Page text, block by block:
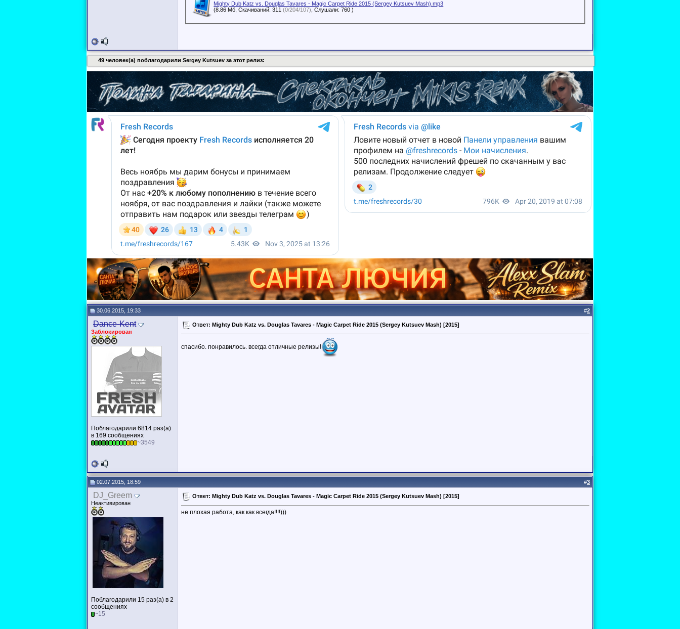
Mighty Dub Katz vs. Douglas Tavares - Magic Carpet Ride 2015 (Sergey Kutsuev Mash).mp3
(8.86 Мб, Скачиваний: 311(0/204/107) , Слушали: 760 )
49 человек(а) поблагодарили Sergey Kutsuev за этот релиз:
30.06.2015, 19:33 #2
Dance-Kent
Заблокирован
Поблагодарили 6814 раз(а)
в 169 сообщениях
~3549
Ответ: Mighty Dub Katz vs. Douglas Tavares - Magic Carpet Ride 2015 (Sergey Kutsuev Mash) [2015]
спасибо. понравилось. всегда отличные релизы!
02.07.2015, 18:59 #3
DJ_Greem
Неактивирован
Поблагодарили 15 раз(а) в 2
сообщениях
~15
Ответ: Mighty Dub Katz vs. Douglas Tavares - Magic Carpet Ride 2015 (Sergey Kutsuev Mash) [2015]
не плохая работа, как как всегда!!!!)))